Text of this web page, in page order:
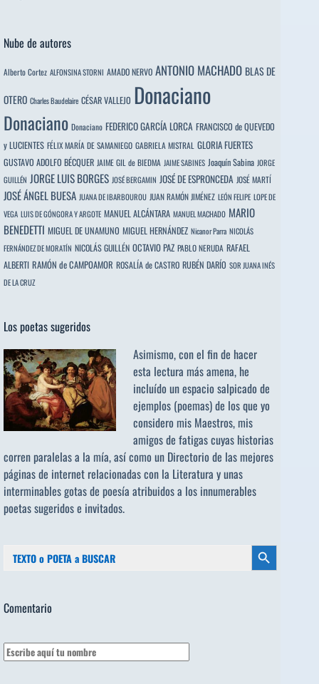
Nube de autores
Alberto Cortez ALFONSINA STORNI AMADO NERVO ANTONIO MACHADO BLAS DE
OTERO Charles Baudelaire CÉSAR VALLEJO Donaciano
Donaciano Donaciano FEDERICO GARCÍA LORCA FRANCISCO de QUEVEDO
y LUCIENTES FÉLIX MARÍA DE SAMANIEGO GABRIELA MISTRAL GLORIA FUERTES
GUSTAVO ADOLFO BÉCQUER JAIME GIL de BIEDMA JAIME SABINES Joaquín Sabina JORGE
GUILLÉN JORGE LUIS BORGES JOSÉ BERGAMIN JOSÉ DE ESPRONCEDA JOSÉ MARTÍ
JOSÉ ÁNGEL BUESA JUANA DE IBARBOUROU JUAN RAMÓN JIMÉNEZ LEÓN FELIPE LOPE DE
VEGA LUIS DE GÓNGORA Y ARGOTE MANUEL ALCÁNTARA MANUEL MACHADO MARIO
BENEDETTI MIGUEL DE UNAMUNO MIGUEL HERNÁNDEZ Nicanor Parra NICOLÁS
FERNÁNDEZ DE MORATÍN NICOLÁS GUILLÉN OCTAVIO PAZ PABLO NERUDA RAFAEL
ALBERTI RAMÓN de CAMPOAMOR ROSALÍA de CASTRO RUBÉN DARÍO SOR JUANA INÉS
DE LA CRUZ
Los poetas sugeridos
Asimismo, con el fin de hacer
esta lectura más amena, he
incluído un espacio salpicado de
ejemplos (poemas) de los que yo
considero mis Maestros, mis
amigos de fatigas cuyas historias
corren paralelas a la mía, así como un Directorio de las mejores
páginas de internet relacionadas con la Literatura y unas
interminables gotas de poesía atribuidos a los innumerables
poetas sugeridose invitados.
Botón de búsqueda
Comentario